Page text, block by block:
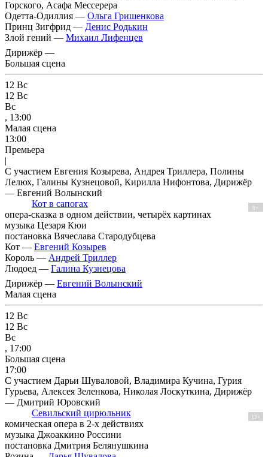
Горского, Асафа Мессерера
Одетта-Одиллия — Ольга Гришенкова
Принц Зигфрид — Денис Родькин
Злой гений — Михаил Лифенцев
Дирижёр —
Большая сцена
12 Вс
12 Вс
Вс
, 13:00
Малая сцена
13:00
Премьера
|
С участием Евгения Козырева, Андрея Триллера, Полины
Лелюх, Галины Кузнецовой, Кирилла Нифонтова, Дирижёр
— Евгений Волынский
Кот в сапогах
0+
опера-сказка в одном действии, четырёх картинах
музыка Цезаря Кюи
постановка Вячеслава Стародубцева
Кот — Евгений Козырев
Король — Андрей Триллер
Людоед — Галина Кузнецова
Дирижёр — Евгений Волынский
Малая сцена
12 Вс
12 Вс
Вс
, 17:00
Большая сцена
17:00
С участием Дарьи Шуваловой, Владимира Кучина, Гурия
Гурьева, Алексея Зеленкова, Николая Лоскуткина, Дирижёр
— Дмитрий Юровский
Севильский цирюльник
12+
комическая опера в 2-х действиях
музыка Джоаккино Россини
постановка Дмитрия Белянушкина